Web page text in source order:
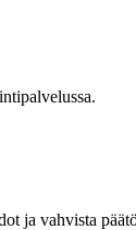
ja vahvista